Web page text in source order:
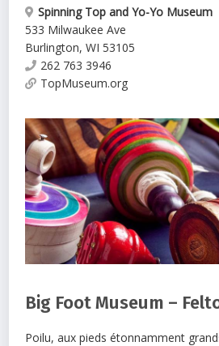
Spinning Top and Yo-Yo Museum
533 Milwaukee Ave
Burlington, WI 53105
262 763 3946
TopMuseum.org
Big Foot Museum –
Poilu, aux pieds étonnamment